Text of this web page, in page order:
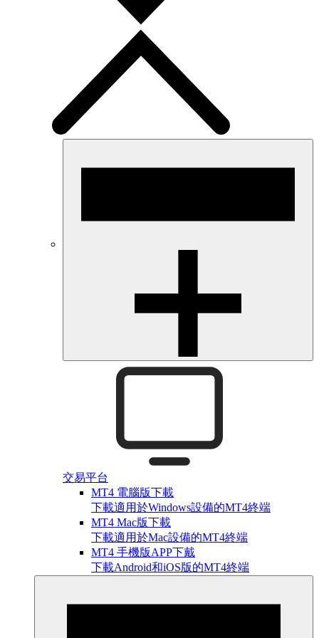
交易平台
MT4 電腦版下載
下載適用於Windows設備的MT4終端
MT4 Mac版下載
下載適用於Mac設備的MT4終端
MT4 手機版APP下戴
下載Android和iOS版的MT4終端